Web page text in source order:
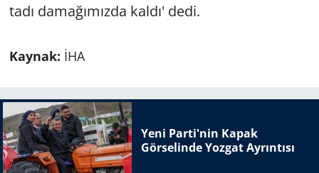
tadı damağımızda kaldı' dedi.
Kaynak: İHA
Yeni Parti'nin Kapak
Görselinde Yozgat Ayrıntısı